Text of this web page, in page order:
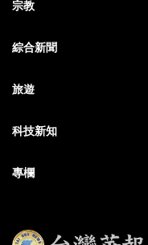
宗教
綜合新聞
旅遊
科技新知
專欄